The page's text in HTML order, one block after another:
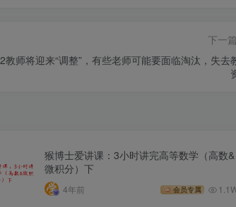
下一
教师将迎来“调整”，有些老师可能要面临淘汰，失去
猴博士爱讲课：3小时讲完高等数学（高数&
微积分）下
4年前 会员专属